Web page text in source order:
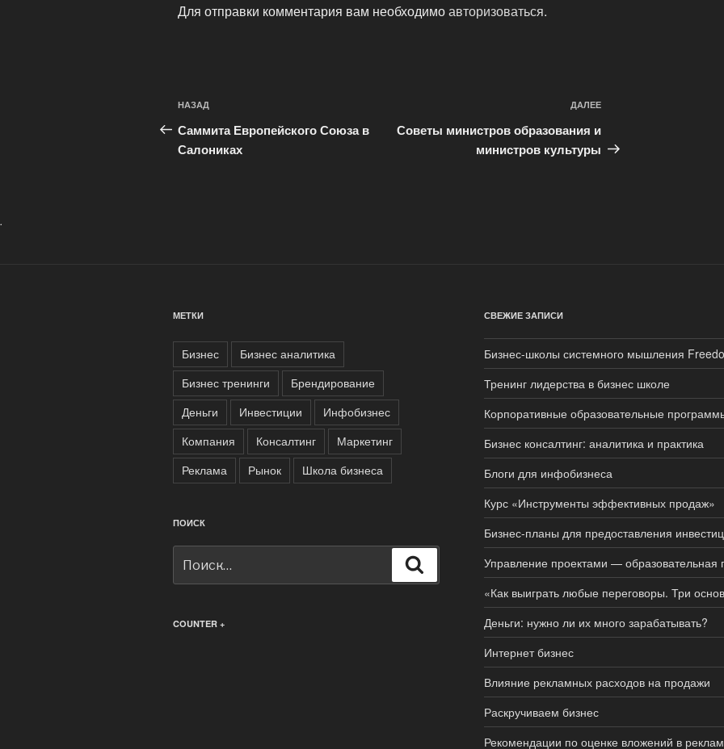
Для отправки комментария вам необходимоавторизоваться.
Навигация
по
записям
Предыдущая
запись:
НАЗАД
Саммита Европейского Союза в
Салониках
ДАЛЕЕ
Советы министров образования и
министров культуры
.
МЕТКИ
Бизнес
Бизнес аналитика
Бизнес тренинги
Брендирование
Деньги
Инвестиции
Инфобизнес
Компания
Консалтинг
Маркетинг
Реклама
Рынок Школа бизнеса
ПОИСК
COUNTER +
СВЕЖИЕ ЗАПИСИ
Бизнес-школы системного мышления
Тренинг лидерства в бизнес школе
Корпоративные образовательные
Бизнес консалтинг: аналитика и практика
Блоги для инфобизнеса
Курс «Инструменты эффективных продаж»
Бизнес-планы для предоставления
Управление проектами — образовательная
«Как выиграть любые переговоры. Три
Деньги: нужно ли их много зарабатывать?
Интернет бизнес
Влияние рекламных расходов на продажи
Раскручиваем бизнес
Рекомендации по оценке вложений в